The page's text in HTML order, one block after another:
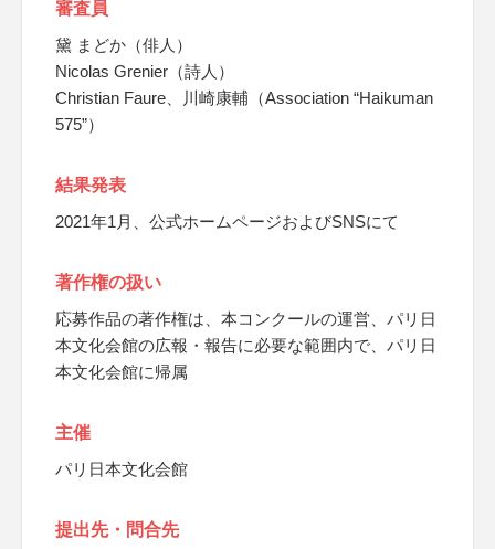
審査員
黛 まどか（俳人）
Nicolas Grenier（詩人）
Christian Faure、川崎康輔（Association “Haikuman
575”）
結果発表
2021年1月、公式ホームページおよびSNSにて
著作権の扱い
応募作品の著作権は、本コンクールの運営、パリ日
本文化会館の広報・報告に必要な範囲内で、パリ日
本文化会館に帰属
主催
パリ日本文化会館
提出先・問合先